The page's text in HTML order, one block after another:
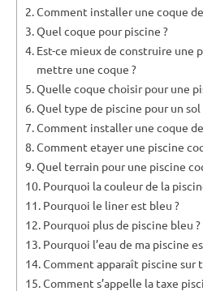
Comment installer une coque
Quel coque pour piscine ?
Est-ce mieux de construire une
mettre une coque ?
Quelle coque choisir pour une
Quel type de piscine pour un sol
Comment installer une coque
Comment etayer une piscine
Quel terrain pour une piscine
Pourquoi la couleur de la
Pourquoi le liner est bleu ?
Pourquoi plus de piscine bleu ?
Pourquoi l’eau de ma piscine
Comment apparaît piscine sur
Comment s’appelle la taxe